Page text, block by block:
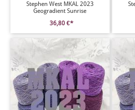
Stephen West MKAL 2023
Geogradient Sunrise
36,80 €*